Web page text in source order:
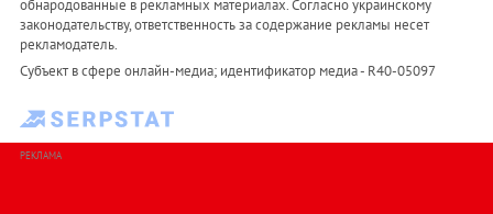
обнародованные в рекламных материалах. Согласно украинскому
законодательству, ответственность за содержание рекламы несет
рекламодатель.
Субъект в сфере онлайн-медиа; идентификатор медиа - R40-05097
РЕКЛАМА